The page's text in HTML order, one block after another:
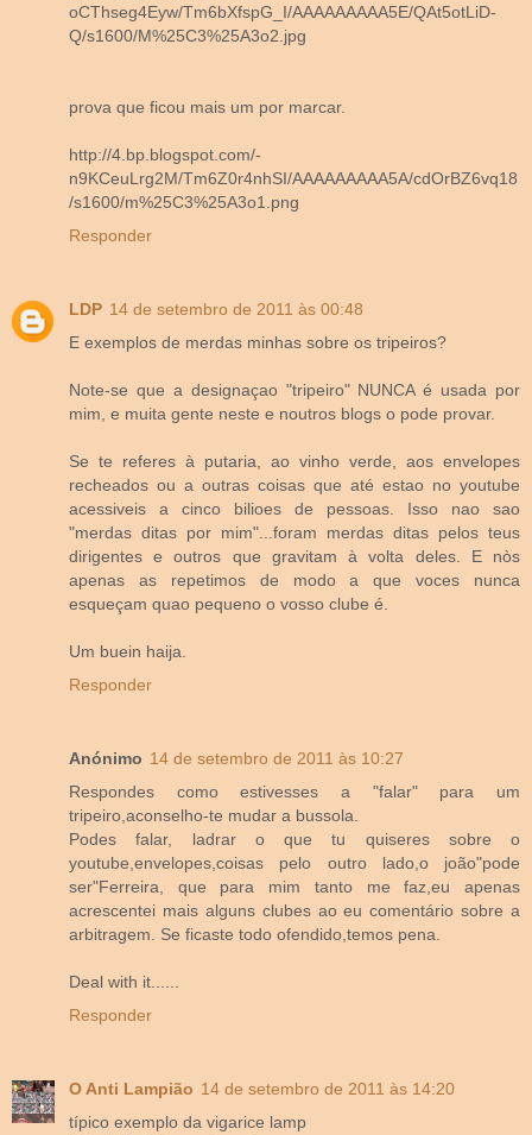
oCThseg4Eyw/Tm6bXfspG_I/AAAAAAAAA5E/QAt5otLiD-
Q/s1600/M%25C3%25A3o2.jpg
prova que ficou mais um por marcar.
http://4.bp.blogspot.com/-
n9KCeuLrg2M/Tm6Z0r4nhSI/AAAAAAAAA5A/cdOrBZ6vq18
/s1600/m%25C3%25A3o1.png
Responder
LDP 14 de setembro de 2011 às 00:48
E exemplos de merdas minhas sobre os tripeiros?
Note-se que a designaçao "tripeiro" NUNCA é usada por
mim, e muita gente neste e noutros blogs o pode provar.
Se te referes à putaria, ao vinho verde, aos envelopes
recheados ou a outras coisas que até estao no youtube
acessiveis a cinco bilioes de pessoas. Isso nao sao
"merdas ditas por mim"...foram merdas ditas pelos teus
dirigentes e outros que gravitam à volta deles. E nòs
apenas as repetimos de modo a que voces nunca
esqueçam quao pequeno o vosso clube é.
Um buein haija.
Responder
Anónimo 14 de setembro de 2011 às 10:27
Respondes como estivesses a "falar" para um
tripeiro,aconselho-te mudar a bussola.
Podes falar, ladrar o que tu quiseres sobre o
youtube,envelopes,coisas pelo outro lado,o joão"pode
ser"Ferreira, que para mim tanto me faz,eu apenas
acrescentei mais alguns clubes ao eu comentário sobre a
arbitragem. Se ficaste todo ofendido,temos pena.
Deal with it......
Responder
O Anti Lampião 14 de setembro de 2011 às 14:20
típico exemplo da vigarice lamp